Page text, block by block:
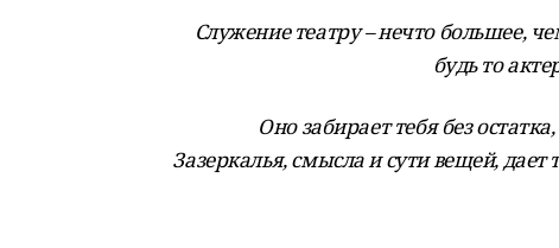
Служение театру – нечто большее,
будь то
Оно забирает тебя без
Зазеркалья, смысла и сути вещей,